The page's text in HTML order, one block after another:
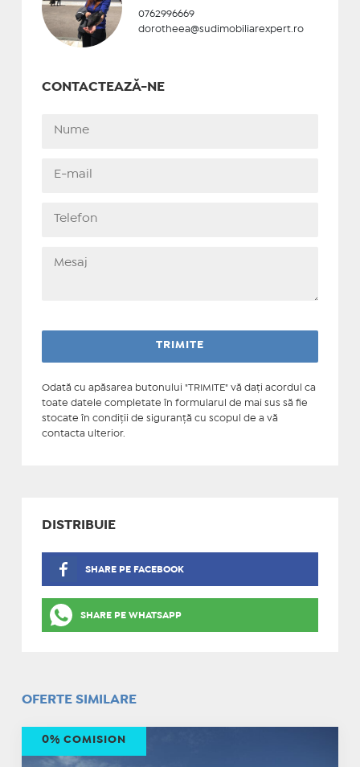
0762996669
dorotheea@sudimobiliarexpert.ro
CONTACTEAZĂ-NE
Odată cu apăsarea butonului "TRIMITE" vă daţi acordul ca
toate datele completate în formularul de mai sus să fie
stocate în condiţii de siguranţă cu scopul de a vă
contacta ulterior.
DISTRIBUIE
SHARE PE FACEBOOK
SHARE PE WHATSAPP
OFERTE SIMILARE
0% COMISION